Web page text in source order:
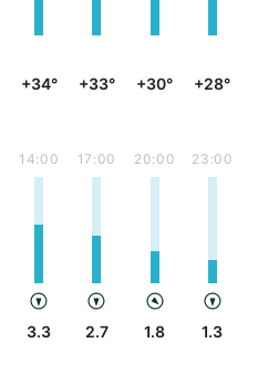
+34° +33° +30° +28°
14:00
3.3
17:00
2.7
20:00
1.8
23:00
1.3